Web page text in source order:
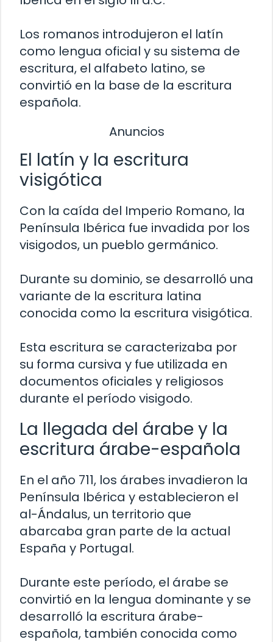
Los romanos introdujeron el latín
como lengua oficial y su sistema de
escritura, el alfabeto latino, se
convirtió en la base de la escritura
española.
Anuncios
El latín y la escritura
visigótica
Con la caída del Imperio Romano, la
Península Ibérica fue invadida por los
visigodos, un pueblo germánico.
Durante su dominio, se desarrolló una
variante de la escritura latina
conocida como la escritura visigótica.
Esta escritura se caracterizaba por
su forma cursiva y fue utilizada en
documentos oficiales y religiosos
durante el período visigodo.
La llegada del árabe y la
escritura árabe-española
En el año 711, los árabes invadieron la
Península Ibérica y establecieron el
al-Ándalus, un territorio que
abarcaba gran parte de la actual
España y Portugal.
Durante este período, el árabe se
convirtió en la lengua dominante y se
desarrolló la escritura árabe-
española, también conocida como